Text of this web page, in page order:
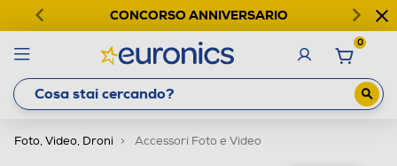
CONCORSO ANNIVERSARIO
0
Foto, Video, Droni Accessori Foto e Video